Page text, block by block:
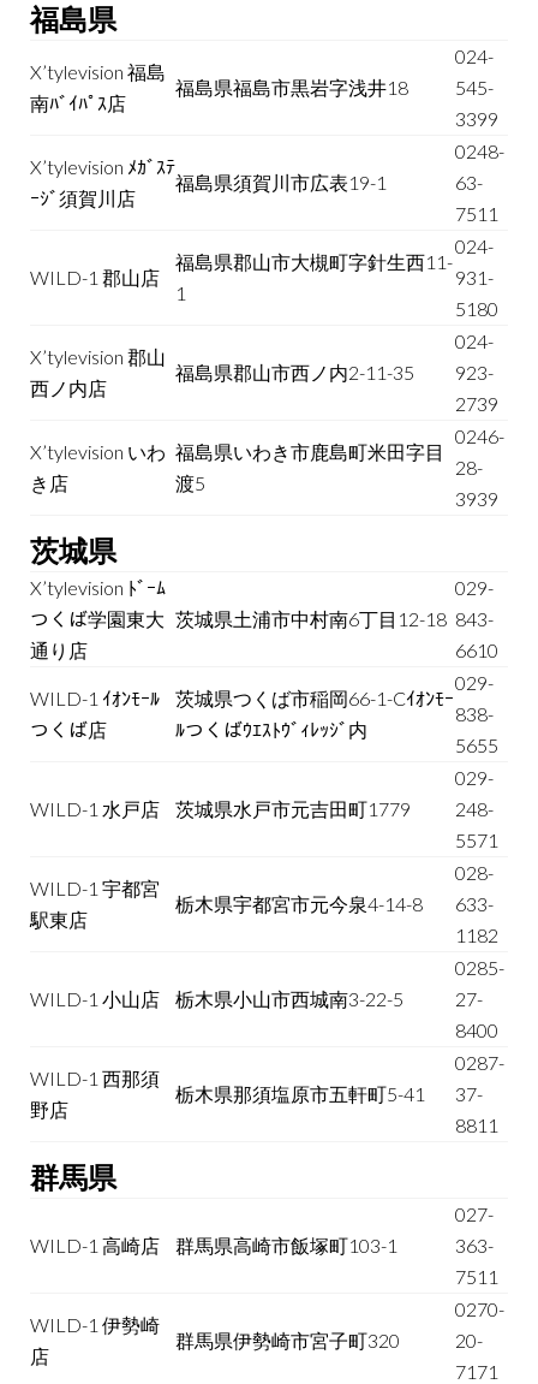
福島県
X’tylevision 福島
南ﾊﾞｲﾊﾟｽ店
福島県福島市黒岩字浅井18
024-
545-
3399
X’tylevision ﾒｶﾞｽﾃ
ｰｼﾞ須賀川店
福島県須賀川市広表19-1
0248-
63-
7511
WILD-1 郡山店
福島県郡山市大槻町字針生西11-
1
024-
931-
5180
X’tylevision 郡山
西ノ内店
福島県郡山市西ノ内2-11-35
024-
923-
2739
X’tylevision いわ
き店
福島県いわき市鹿島町米田字目
渡5
0246-
28-
3939
茨城県
X’tylevision ﾄﾞｰﾑ
つくば学園東大
通り店
茨城県土浦市中村南6丁目12-18
029-
843-
6610
WILD-1 ｲｵﾝﾓｰﾙ
つくば店
茨城県つくば市稲岡66-1-Cｲｵﾝﾓｰ
ﾙつくばｳｴｽﾄｳﾞｨﾚｯｼﾞ内
029-
838-
5655
WILD-1 水戸店 茨城県水戸市元吉田町1779
029-
248-
5571
WILD-1 宇都宮
駅東店
栃木県宇都宮市元今泉4-14-8
028-
633-
1182
WILD-1 小山店 栃木県小山市西城南3-22-5
0285-
27-
8400
WILD-1 西那須
野店
栃木県那須塩原市五軒町5-41
0287-
37-
8811
群馬県
WILD-1 高崎店 群馬県高崎市飯塚町103-1
027-
363-
7511
WILD-1 伊勢崎
店
群馬県伊勢崎市宮子町320
0270-
20-
7171